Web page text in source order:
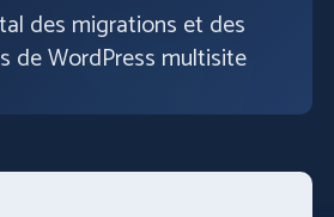
des migrations et des
de WordPress multisite